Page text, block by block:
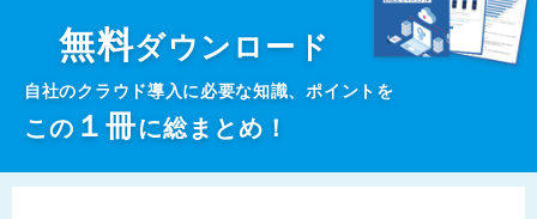
無料ダウンロード
自社のクラウド導入に必要な知識、ポイントを
この １冊に総まとめ！